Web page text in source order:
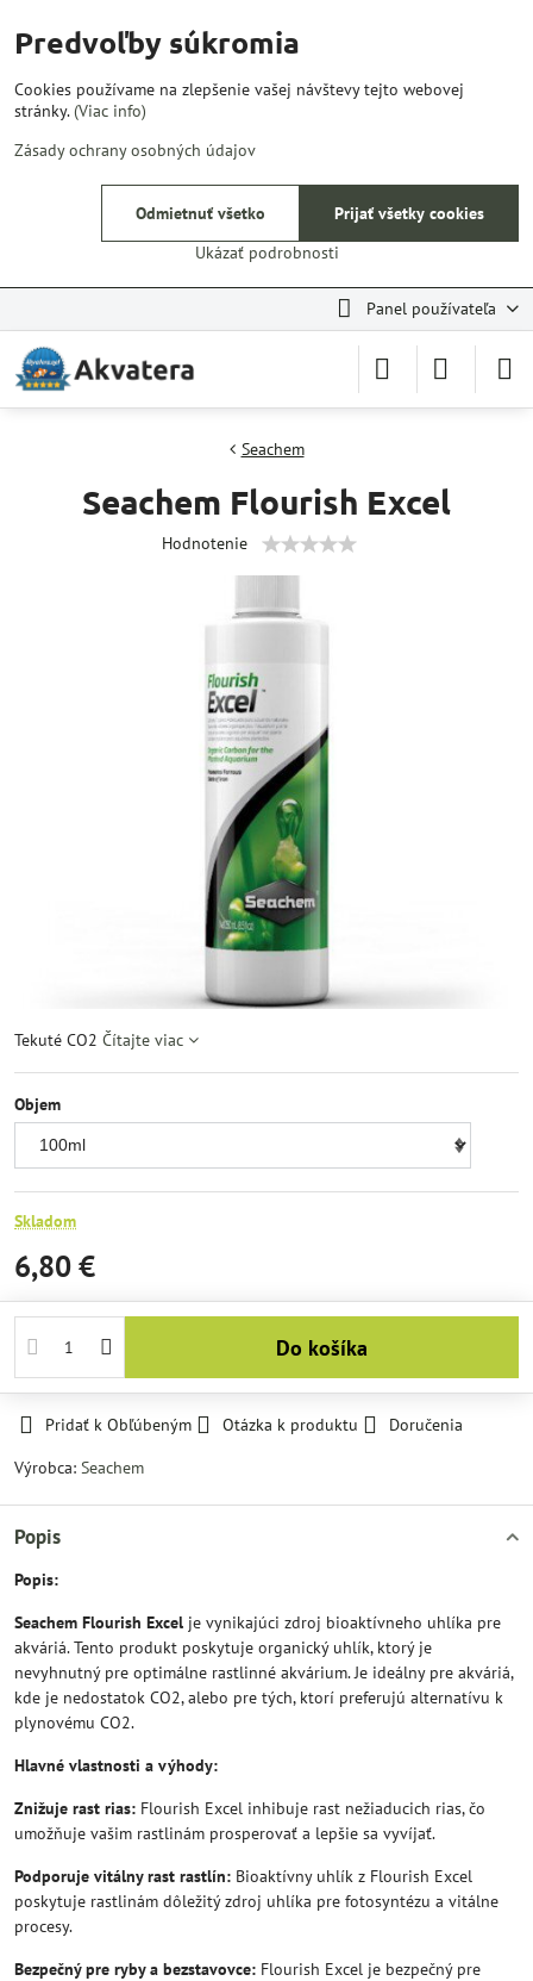
Panel používateľa
Seachem
Seachem Flourish Excel
Hodnotenie
Tekuté CO2 Čítajte viac
Objem
Skladom
6,80 €
Do košíka
Pridať k Obľúbeným Otázka k produktu
Doručenia
Výrobca: Seachem
Popis
Popis:
Seachem Flourish Excel je vynikajúci zdroj bioaktívneho uhlíka pre
akváriá. Tento produkt poskytuje organický uhlík, ktorý je
nevyhnutný pre optimálne rastlinné akvárium. Je ideálny pre akváriá,
kde je nedostatok CO2, alebo pre tých, ktorí preferujú alternatívu k
plynovému CO2.
Hlavné vlastnosti a výhody:
Znižuje rast rias: Flourish Excel inhibuje rast nežiaducich rias, čo
umožňuje vašim rastlinám prosperovať a lepšie sa vyvíjať.
Podporuje vitálny rast rastlín: Bioaktívny uhlík z Flourish Excel
poskytuje rastlinám dôležitý zdroj uhlíka pre fotosyntézu a vitálne
procesy.
Bezpečný pre ryby a bezstavovce: Flourish Excel je bezpečný pre
Predvoľby súkromia
Cookies používame na zlepšenie vašej návštevy tejto webovej
stránky.(Viac info)
Zásady ochrany osobných údajov
Ukázať podrobnosti
Prijať všetky cookies
Odmietnuť všetko